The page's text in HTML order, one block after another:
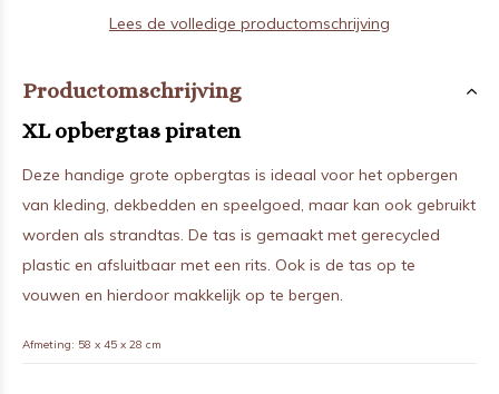
Lees de volledige productomschrijving
Productomschrijving
XL opbergtas piraten
Deze handige grote opbergtas is ideaal voor het opbergen
van kleding, dekbedden en speelgoed, maar kan ook gebruikt
worden als strandtas. De tas is gemaakt met gerecycled
plastic en afsluitbaar met een rits. Ook is de tas op te
vouwen en hierdoor makkelijk op te bergen.
Afmeting: 58 x 45 x 28 cm